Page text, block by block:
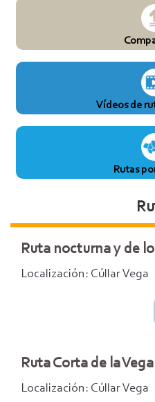
Vídeos de
Rutas
Ruta nocturna y de
Localización: Cúllar Vega
Ruta Corta de la
Localización: Cúllar Vega